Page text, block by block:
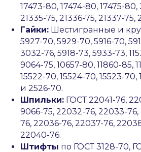
17473-80, 17474-80, 17475-80,
21335-75, 21336-75, 21337-75,
Гайки: Шестигранные и
5927-70, 5929-70, 5916-70,
3032-76, 5918-73, 5933-73,
9064-75, 10657-80, 11860-85,
15522-70, 15524-70, 15523-
и 2526-70.
Шпильки: ГОСТ 22041-76,
9066-75, 22032-76, 22033-
76, 22036-76, 22037-76,
22040-76.
Штифты по ГОСТ 3128-70,